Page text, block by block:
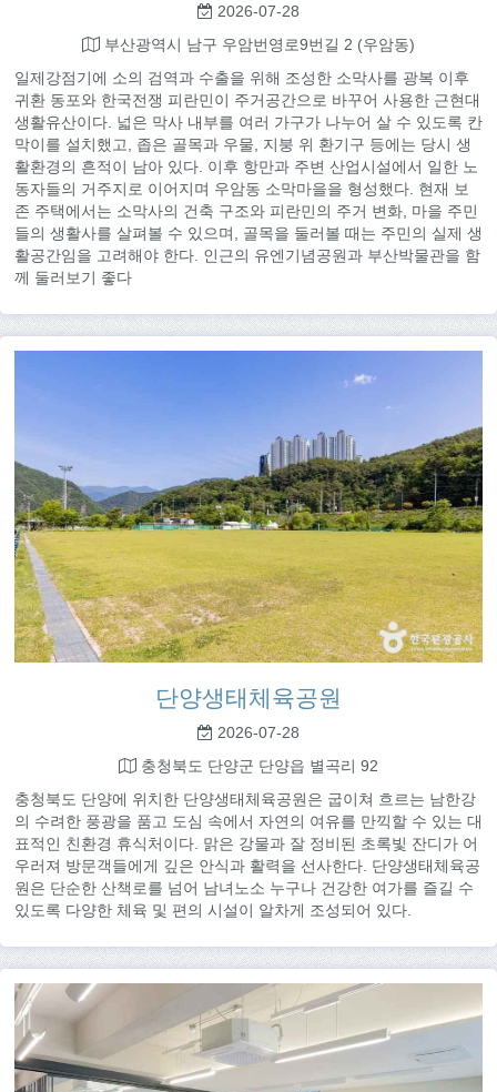
2026-07-28
부산광역시 남구 우암번영로9번길 2 (우암동)
일제강점기에 소의 검역과 수출을 위해 조성한 소막사를 광복 이후
귀환 동포와 한국전쟁 피란민이 주거공간으로 바꾸어 사용한 근현대
생활유산이다. 넓은 막사 내부를 여러 가구가 나누어 살 수 있도록 칸
막이를 설치했고, 좁은 골목과 우물, 지붕 위 환기구 등에는 당시 생
활환경의 흔적이 남아 있다. 이후 항만과 주변 산업시설에서 일한 노
동자들의 거주지로 이어지며 우암동 소막마을을 형성했다. 현재 보
존 주택에서는 소막사의 건축 구조와 피란민의 주거 변화, 마을 주민
들의 생활사를 살펴볼 수 있으며, 골목을 둘러볼 때는 주민의 실제 생
활공간임을 고려해야 한다. 인근의 유엔기념공원과 부산박물관을 함
께 둘러보기 좋다
단양생태체육공원
2026-07-28
충청북도 단양군 단양읍 별곡리 92
충청북도 단양에 위치한 단양생태체육공원은 굽이쳐 흐르는 남한강
의 수려한 풍광을 품고 도심 속에서 자연의 여유를 만끽할 수 있는 대
표적인 친환경 휴식처이다. 맑은 강물과 잘 정비된 초록빛 잔디가 어
우러져 방문객들에게 깊은 안식과 활력을 선사한다. 단양생태체육공
원은 단순한 산책로를 넘어 남녀노소 누구나 건강한 여가를 즐길 수
있도록 다양한 체육 및 편의 시설이 알차게 조성되어 있다.